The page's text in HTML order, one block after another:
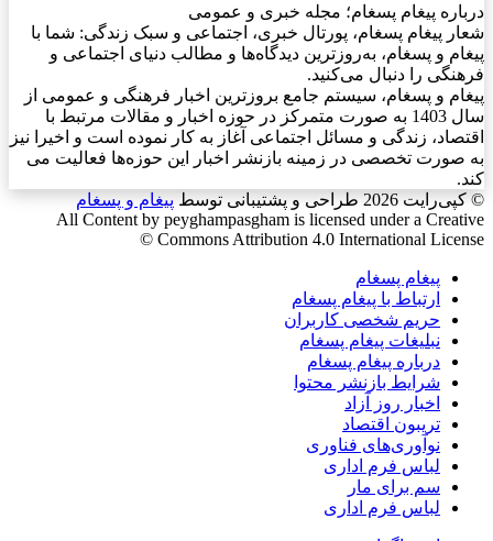
درباره پیغام پسغام؛ مجله خبری و عمومی
شعار پیغام پسغام، پورتال خبری، اجتماعی و سبک زندگی: شما با
پیغام و پسغام، به‌روزترین دیدگاه‌ها و مطالب دنیای اجتماعی و
فرهنگی را دنبال می‌کنید.
پیغام و پسغام، سیستم جامع بروزترین اخبار فرهنگی و عمومی از
سال 1403 به صورت متمرکز در حوزه اخبار و مقالات مرتبط با
اقتصاد، زندگی و مسائل اجتماعی آغاز به کار نموده است و اخیرا نیز
به صورت تخصصی در زمینه بازنشر اخبار این حوزه‌ها فعالیت می
کند.
© کپی‌رایت 2026
طراحی و پشتیبانی توسط پیغام و پسغام
All Content by peyghampasgham is licensed under a Creative
Commons Attribution 4.0 International License ©️
پیغام پسغام
ارتباط با پیغام پسغام
حریم شخصی کاربران
نبلیغات پیغام پسغام
درباره پیغام پسغام
شرایط بازنشر محتوا
اخبار روز آزاد
تریبون اقتصاد
نوآوری‌های فناوری
لباس فرم اداری
سم برای مار
لباس فرم اداری